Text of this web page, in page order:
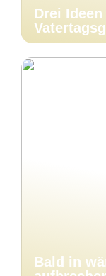
Drei
Bald in